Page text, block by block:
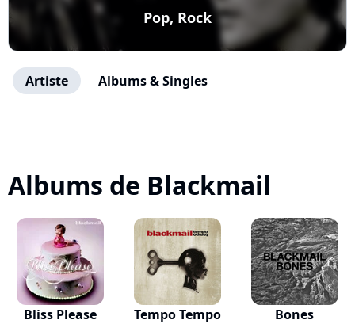
Pop, Rock
Artiste Albums & Singles
Albums de Blackmail
Bliss Please Tempo Tempo Bones